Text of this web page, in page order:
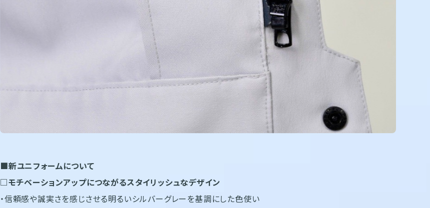
■新ユニフォームについて
□モチベーションアップにつながるスタイリッシュなデザイン
・信頼感や誠実さを感じさせる明るいシルバーグレーを基調にした色使い